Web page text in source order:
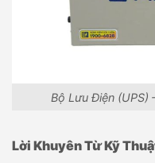
Bộ Lưu Điện (UPS)
Lời Khuyên Từ Kỹ